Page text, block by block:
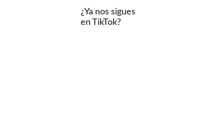
¿Ya nos sigues
en TikTok?